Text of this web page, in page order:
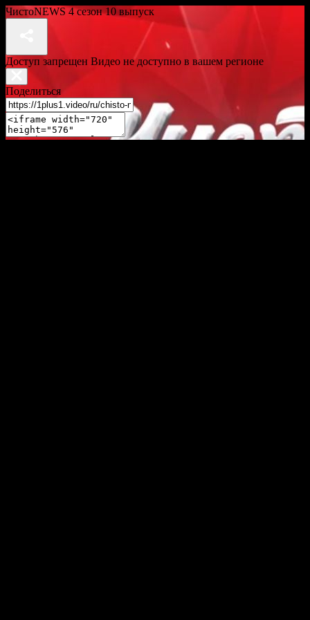
ЧистоNEWS 4 сезон 10 выпуск
Доступ запрещен Видео не доступно в вашем регионе
Поделиться